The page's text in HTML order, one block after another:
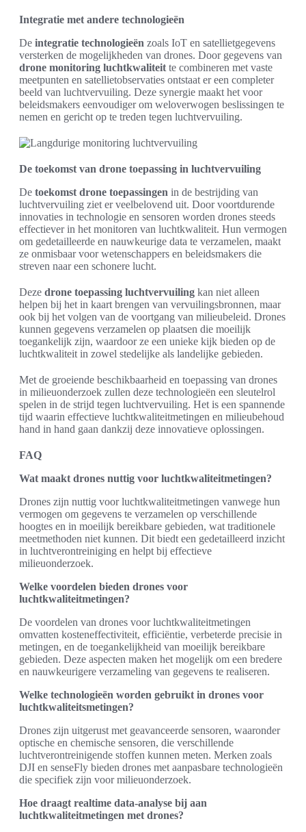
Integratie met andere technologieën
De integratie technologieën zoals IoT en satellietgegevens
versterken de mogelijkheden van drones. Door gegevens van
drone monitoring luchtkwaliteit te combineren met vaste
meetpunten en satellietobservaties ontstaat er een completer
beeld van luchtvervuiling. Deze synergie maakt het voor
beleidsmakers eenvoudiger om weloverwogen beslissingen te
nemen en gericht op te treden tegen luchtvervuiling.
De toekomst van drone toepassing in luchtvervuiling
De toekomst drone toepassingen in de bestrijding van
luchtvervuiling ziet er veelbelovend uit. Door voortdurende
innovaties in technologie en sensoren worden drones steeds
effectiever in het monitoren van luchtkwaliteit. Hun vermogen
om gedetailleerde en nauwkeurige data te verzamelen, maakt
ze onmisbaar voor wetenschappers en beleidsmakers die
streven naar een schonere lucht.
Deze drone toepassing luchtvervuiling kan niet alleen
helpen bij het in kaart brengen van vervuilingsbronnen, maar
ook bij het volgen van de voortgang van milieubeleid. Drones
kunnen gegevens verzamelen op plaatsen die moeilijk
toegankelijk zijn, waardoor ze een unieke kijk bieden op de
luchtkwaliteit in zowel stedelijke als landelijke gebieden.
Met de groeiende beschikbaarheid en toepassing van drones
in milieuonderzoek zullen deze technologieën een sleutelrol
spelen in de strijd tegen luchtvervuiling. Het is een spannende
tijd waarin effectieve luchtkwaliteitmetingen en milieubehoud
hand in hand gaan dankzij deze innovatieve oplossingen.
FAQ
Wat maakt drones nuttig voor luchtkwaliteitmetingen?
Drones zijn nuttig voor luchtkwaliteitmetingen vanwege hun
vermogen om gegevens te verzamelen op verschillende
hoogtes en in moeilijk bereikbare gebieden, wat traditionele
meetmethoden niet kunnen. Dit biedt een gedetailleerd inzicht
in luchtverontreiniging en helpt bij effectieve
milieuonderzoek.
Welke voordelen bieden drones voor
luchtkwaliteitmetingen?
De voordelen van drones voor luchtkwaliteitmetingen
omvatten kosteneffectiviteit, efficiëntie, verbeterde precisie in
metingen, en de toegankelijkheid van moeilijk bereikbare
gebieden. Deze aspecten maken het mogelijk om een bredere
en nauwkeurigere verzameling van gegevens te realiseren.
Welke technologieën worden gebruikt in drones voor
luchtkwaliteitsmetingen?
Drones zijn uitgerust met geavanceerde sensoren, waaronder
optische en chemische sensoren, die verschillende
luchtverontreinigende stoffen kunnen meten. Merken zoals
DJI en senseFly bieden drones met aanpasbare technologieën
die specifiek zijn voor milieuonderzoek.
Hoe draagt realtime data-analyse bij aan
luchtkwaliteitmetingen met drones?